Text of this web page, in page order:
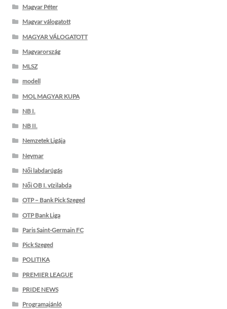
Magyar Péter
Magyar válogatott
MAGYAR VÁLOGATOTT
Magyarország
MLSZ
modell
MOL MAGYAR KUPA
NB I.
NB II.
Nemzetek Ligája
Neymar
Női labdarúgás
Női OB I. vízilabda
OTP – Bank Pick Szeged
OTP Bank Liga
Paris Saint-Germain FC
Pick Szeged
POLITIKA
PREMIER LEAGUE
PRIDE NEWS
Programajánló